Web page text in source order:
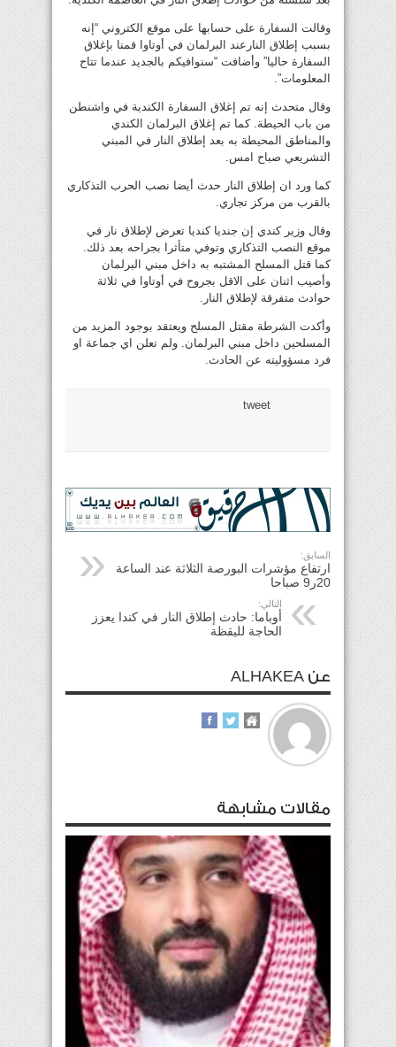
وقالت السفارة على حسابها على موقع الكتروني “إنه
بسبب إطلاق النارعند البرلمان في أوتاوا قمنا بإغلاق
السفارة حاليا” وأضافت “سنوافيكم بالجديد عندما تتاح
المعلومات”.
وقال متحدث إنه تم إغلاق السفارة الكندية في واشنطن
من باب الحيطة. كما تم إغلاق البرلمان الكندي
والمناطق المحيطة به بعد إطلاق النار في المبني
التشريعي صباح امس.
كما ورد ان إطلاق النار حدث أيضا نصب الحرب التذكاري
بالقرب من مركز تجاري.
وقال وزير كندي إن جنديا كنديا تعرض لإطلاق نار في
موقع النصب التذكاري وتوفي متأثرا بجراحه بعد ذلك.
كما قتل المسلح المشتبه به داخل مبني البرلمان
وأصيب اثنان على الاقل بجروح في أوتاوا في ثلاثة
حوادث متفرقة لإطلاق النار.
وأكدت الشرطة مقتل المسلح ويعتقد بوجود المزيد من
المسلحين داخل مبني البرلمان. ولم تعلن اي جماعة او
فرد مسؤوليته عن الحادث.
tweet
السابق:
ارتفاع مؤشرات البورصة الثلاثة عند الساعة
20ر9 صباحا
التالي:
أوباما: حادث إطلاق النار في كندا يعزز
الحاجة لليقظة
عن ALHAKEA
مقالات مشابهة